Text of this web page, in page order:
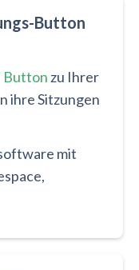
Button
Button zu Ihrer
ihre Sitzungen
mit